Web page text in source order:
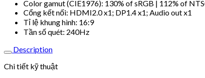
Color gamut (CIE1976): 130% of sRGB | 112% of
Cổng kết nối: HDMI2.0 x1; DP1.4 x1; Audio out x1
Tỉ lệ khung hình: 16:9
Tần số quét: 240Hz
Description
Chi tiết kỹ thuật